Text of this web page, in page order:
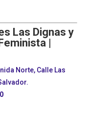
Las Dignas y
|
Norte, Calle Las